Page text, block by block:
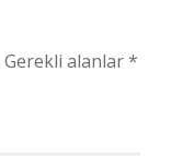
Gerekli alanlar*